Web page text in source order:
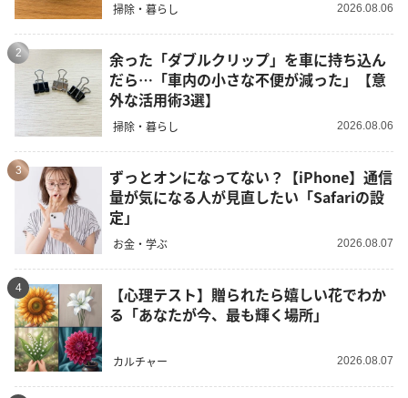
掃除・暮らし 2026.08.06
2
余った「ダブルクリップ」を車に持ち込ん
だら…「車内の小さな不便が減った」【意
外な活用術3選】
掃除・暮らし 2026.08.06
3
ずっとオンになってない？【iPhone】通信
量が気になる人が見直したい「Safariの設
定」
お金・学ぶ 2026.08.07
4
【心理テスト】贈られたら嬉しい花でわか
る「あなたが今、最も輝く場所」
カルチャー 2026.08.07